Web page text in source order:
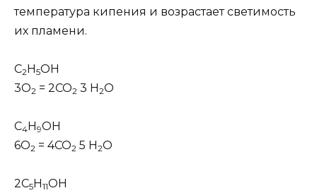
температура кипения и возрастает светимость
их пламени.
С2Н5ОН
3О2 = 2СО2 3 Н2О
С4Н9ОН
6О2 = 4СО2 5 Н2О
2С5 Н 11ОН